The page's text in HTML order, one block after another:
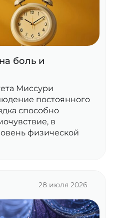
боль и
Миссури
постоянного
способно
в
физической
28 июля 2026